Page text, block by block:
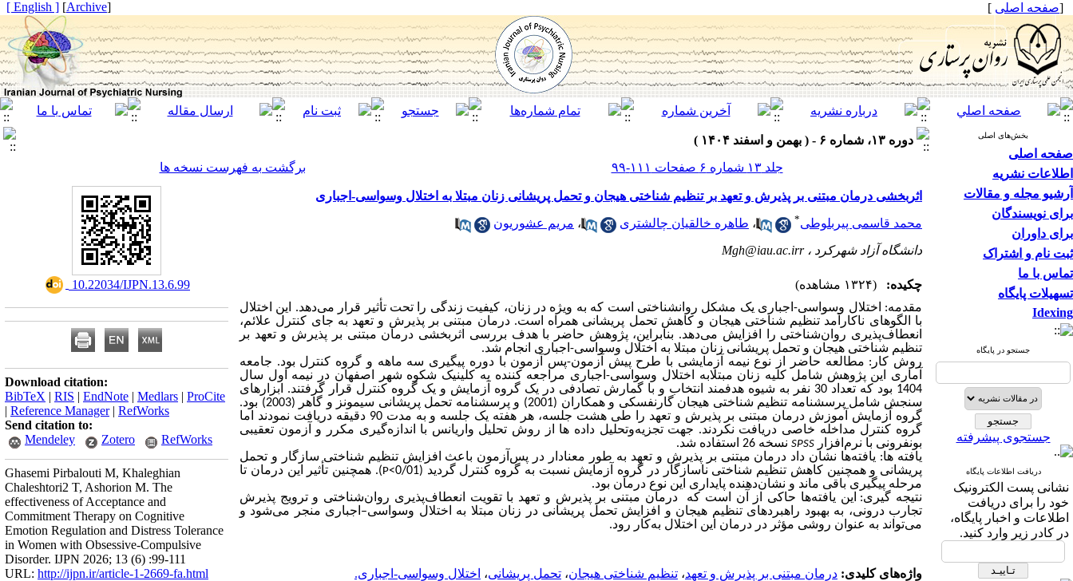
[صفحه اصلی ]
[
Archive
]
[ English ]
بخش‌های اصلی
صفحه اصلی
اطلاعات نشریه
آرشیو مجله و مقالات
برای نویسندگان
برای داوران
ثبت نام و اشتراک
تماس با ما
تسهیلات پایگاه
Idexing
جستجو در پایگاه
جستجوی پیشرفته
دریافت اطلاعات پایگاه
نشانی پست الکترونیک
خود را برای دریافت
اطلاعات و اخبار پایگاه،
در کادر زیر وارد کنید.
دوره ۱۳، شماره ۶ - ( بهمن و اسفند ۱۴۰۴ )
جلد ۱۳ شماره ۶ صفحات ۱۱۱-۹۹
برگشت به فهرست نسخه ها
اثربخشی درمان مبتنی بر پذیرش و تعهد بر تنظیم شناختی هیجان و تحمل پریشانی زنان مبتلا به اختلال وسواسی-اجباری
محمد قاسمی پیربلوطی* ، طاهره خالقیان چالشتری ، مریم عشوریون
دانشگاه آزاد شهرکرد ،Mgh@iau.ac.irr
چکیده: (۱۳۲۴ مشاهده)
مقدمه: اختلال وسواسی-اجباری یک مشکل روانشناختی است که به ویژه در زنان، کیفیت زندگی را تحت تأثیر قرار می‌دهد. این اختلال
با الگوهای ناکارآمد تنظیم شناختی هیجان و کاهش تحمل پریشانی همراه است. درمان مبتنی بر پذیرش و تعهد به جای کنترل علائم،
انعطاف‌پذیری روان‌شناختی را افزایش می‌دهد. بنابراین، پژوهش حاضر با هدف بررسی
اثربخشی درمان مبتنی بر پذیرش و تعهد بر
تنظیم شناختی هیجان و تحمل پریشانی زنان مبتلا به اختلال وسواسی-اجباری انجام شد.
روش­ کار: مطالعه حاضر از نوع نیمه آزمایشی با طرح پیش ­آزمون-پس ­آزمون با دوره پیگیری سه ماهه و گروه کنترل بود. جامعه
آماری این پژوهش شامل کلیه زنان مبتلابه اختلال وسواسی-اجباری مراجعه ­کننده به کلینیک شکوه شهر اصفهان در نیمه اول سال
1404 بود که تعداد 30 نفر به شیوه هدفمند انتخاب و با گمارش تصادفی در یک گروه آزمایش و یک گروه کنترل قرار گرفتند. ابزارهای
سنجش شامل پرسشنامه تنظیم شناختی هیجان گارنفسکی و همکاران (2001) و پرسشنامه تحمل پریشانی سیمونز و گاهر (
2003) بود.
گروه آزمایش آموزش درمان مبتنی بر پذیرش و تعهد را طی هشت جلسه، هر هفته یک جلسه و به مدت 90 دقیقه دریافت نمودند اما
گروه کنترل مداخله خاصی دریافت نکردند. جهت تجزیه‌وتحلیل داده­ ها از روش تحلیل واریانس با اندازه‌گیری مکرر و آزمون تعقیبی
بونفرونی با نرم‌افزار SPSS نسخه 26 استفاده شد.
یافته ­ها: یافته‌ها نشان داد درمان مبتنی بر پذیرش و تعهد به طور معنادار در پس‌آزمون باعث افزایش تنظیم شناختی سازگار و تحمل
پریشانی و همچنین کاهش تنظیم شناختی ناسازگار در گروه آزمایش نسبت به گروه کنترل گردید (0/01>
P). همچنین تأثیر این درمان تا
مرحله پیگیری باقی ماند و نشان‌دهنده پایداری این نوع درمان بود.
نتیجه ­گیری:
این یافته‌ها حاکی از آن است که درمان مبتنی بر پذیرش و تعهد با تقویت انعطاف‌پذیری روان‌شناختی و ترویج پذیرش
تجارب درونی، به بهبود راهبردهای تنظیم هیجان و افزایش تحمل پریشانی در زنان مبتلا به اختلال وسواسی– اجباری منجر می‌شود و
می‌تواند به عنوان روشی مؤثر در درمان این اختلال به‌کار رود.
واژه‌های کلیدی: درمان مبتنی بر پذیرش و تعهد، تنظیم شناختی هیجان، تحمل پریشانی، اختلال وسواسی-اجباری.
‎ 10.22034/IJPN.13.6.99
Download citation:
BibTeX | RIS | EndNote | Medlars | ProCite
| Reference Manager| RefWorks
Send citation to:
Mendeley
Zotero RefWorks
Ghasemi Pirbalouti M, Khaleghian
Chaleshtori2 T, Ashorion M. The
effectiveness of Acceptance and
Commitment Therapy on Cognitive
Emotion Regulation and Distress Tolerance
in Women with Obsessive-Compulsive
Disorder. IJPN 2026; 13 (6) :99-111
URL: http://ijpn.ir/article-1-2669-fa.html